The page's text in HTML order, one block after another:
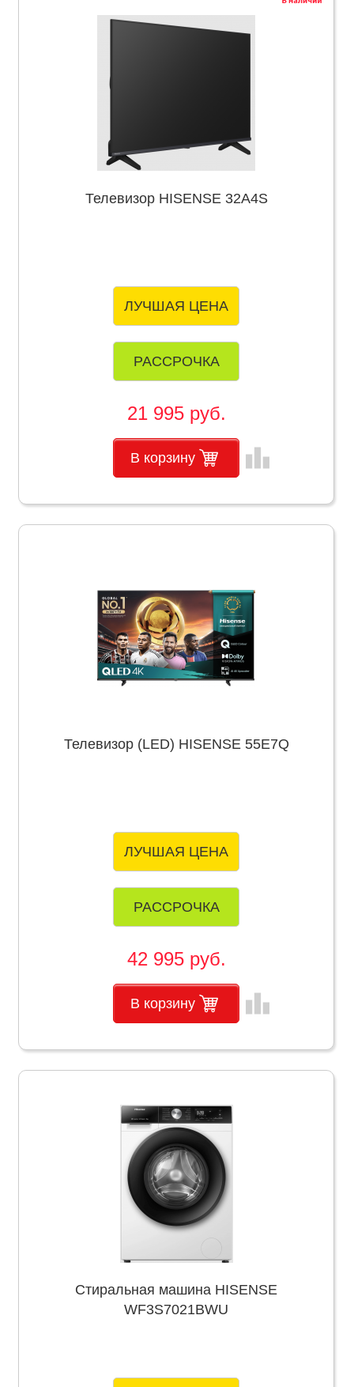
Телевизор HISENSE 32A4S
ЛУЧШАЯ ЦЕНА
РАССРОЧКА
21 995 руб.
В корзину leaderboard
Телевизор (LED) HISENSE 55E7Q
ЛУЧШАЯ ЦЕНА
РАССРОЧКА
42 995 руб.
В корзину leaderboard
Стиральная машина HISENSE
WF3S7021BWU